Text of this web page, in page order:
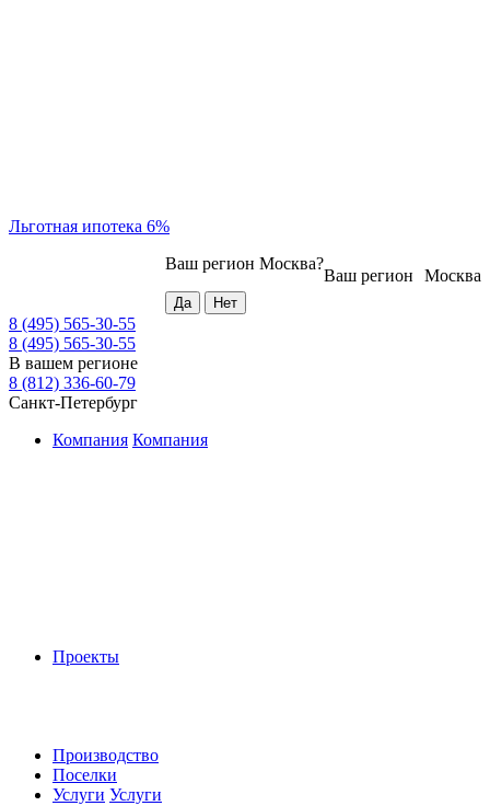
Льготная ипотека 6%
Москва
Ваш регион
Ваш регион Москва?
8 (495) 565-30-55
8 (495) 565-30-55
В вашем регионе
8 (812) 336-60-79
Санкт-Петербург
Компания Компания
Проекты
Производство
Поселки
Услуги Услуги